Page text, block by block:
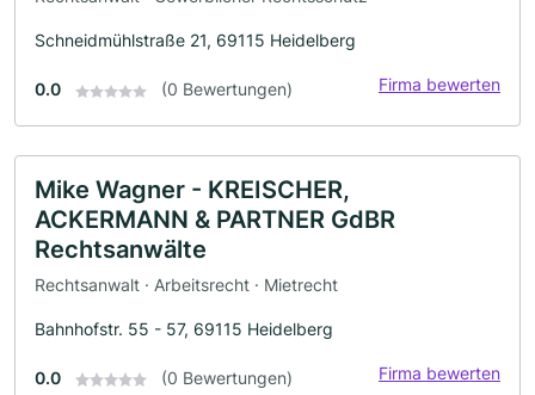
Schneidmühlstraße 21, 69115 Heidelberg
0.0 (0 Bewertungen) Firma bewerten
Mike Wagner - KREISCHER,
ACKERMANN & PARTNER GdBR
Rechtsanwälte
Rechtsanwalt · Arbeitsrecht · Mietrecht
Bahnhofstr. 55 - 57, 69115 Heidelberg
0.0 (0 Bewertungen) Firma bewerten